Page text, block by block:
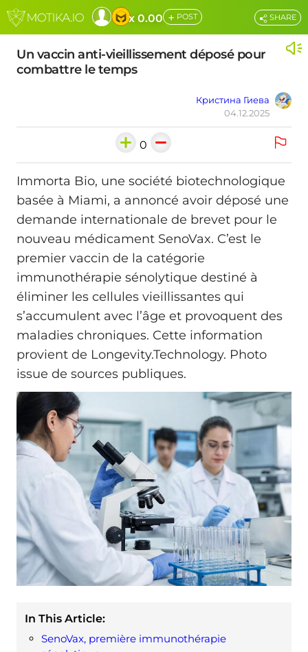
x 0.00 + POST
Un vaccin anti-vieillissement déposé pour
combattre le temps
Кристина Гиева
04.12.2025
SHARE
0
Immorta Bio, une société biotechnologique
basée à Miami, a annoncé avoir déposé une
demande internationale de brevet pour le
nouveau médicament SenoVax. C’est le
premier vaccin de la catégorie
immunothérapie sénolytique destiné à
éliminer les cellules vieillissantes qui
s’accumulent avec l’âge et provoquent des
maladies chroniques. Cette information
provient de Longevity.Technology. Photo
issue de sources publiques.
In This Article:
SenoVax, première immunothérapie